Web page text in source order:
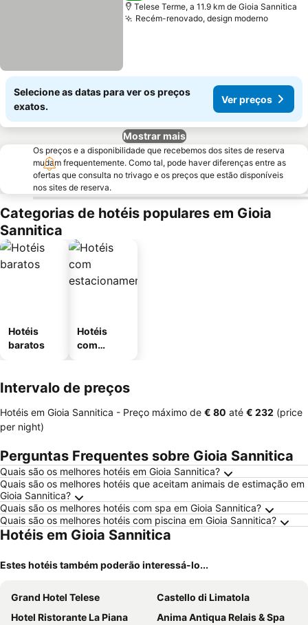
Telese Terme, a 11.9 km de Gioia Sannitica
Recém-renovado, design modernoVer
Selecione as datas para ver os preços
exatos.
Ver preços
Mostrar mais
Os preços e a disponibilidade que recebemos dos sites de reserva
mudam frequentemente. Como tal, pode haver diferenças entre as
ofertas que consulta no trivago e os preços que estão disponíveis
nos sites de reserva.
Categorias de hotéis populares em Gioia
Sannitica
Hotéis
baratos
Hotéis
com
Intervalo de preços
Hotéis em Gioia Sannitica - Preço máximo de ‎€ 80 até ‎€ 232 (price
per night)
Perguntas Frequentes sobre Gioia Sannitica
Quais são os melhores hotéis em Gioia Sannitica?
Quais são os melhores hotéis que aceitam animais de estimação em
Gioia Sannitica?
Quais são os melhores hotéis com spa em Gioia Sannitica?
Quais são os melhores hotéis com piscina em Gioia Sannitica?
Hotéis em Gioia Sannitica
Estes hotéis também poderão interessá-lo...
Grand Hotel Telese
Castello di Limatola
Hotel Ristorante La Piana
Anima Antiqua Relais & Spa